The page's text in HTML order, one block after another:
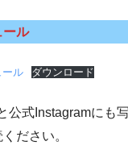
ール
ール ダウンロード
公式Instagramにも
ださい。